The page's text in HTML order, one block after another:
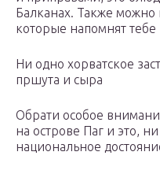
Балканах. Также
которые напомнят тебе
Ни одно хорватское
пршута и сыра
Обрати особое
на острове Паг и это,
национальное